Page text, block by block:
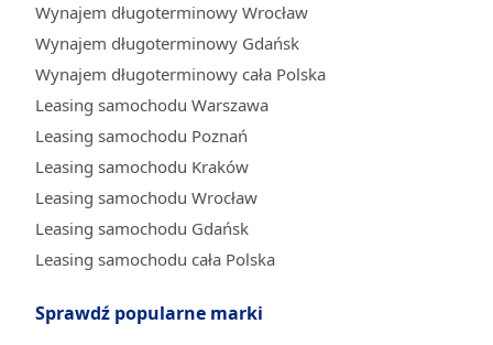
Wynajem długoterminowy Wrocław
Wynajem długoterminowy Gdańsk
Wynajem długoterminowy cała Polska
Leasing samochodu Warszawa
Leasing samochodu Poznań
Leasing samochodu Kraków
Leasing samochodu Wrocław
Leasing samochodu Gdańsk
Leasing samochodu cała Polska
Sprawdź popularne marki